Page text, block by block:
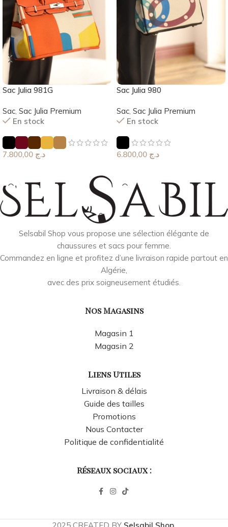
Sac Julia 981G
Sac, Sac Julia Premium
En stock
د.ج
Sac Julia 980
Sac, Sac Julia Premium
En stock
د.ج
Selsabil Shop vous propose une sélection élégante de
chaussures et sacs pour femme.
Commandez en ligne et profitez d’une livraison rapide partout en
Algérie,
avec des prix soigneusement étudiés.
Nos Magasins
Magasin 1
Magasin 2
Liens Utiles
Livraison & délais
Guide des tailles
Promotions
Nous Contacter
Politique de confidentialité
Réseaux sociaux :